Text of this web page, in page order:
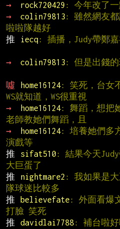
→
rock720429 : 今年改了一
→
colin79813 : 雖然網友都
啦啦隊越好
推
iecq: 插播，Judy帶鄭
→
colin79813 : 但是出錢的
噓
home16124: 笑死，台女
WS就知道，WS很重視
→
home16124: 舞蹈，想把
老師教她們舞蹈，且
→
home16124: 培養她們多
演戲等
推
sifat510 : 結果今天
大巨蛋了
推
nightmare2 : 我如果是大
隊球迷比較多
推
believefate : 外面看爆
打臉 笑死
推
davidlai7788 : 補台啦